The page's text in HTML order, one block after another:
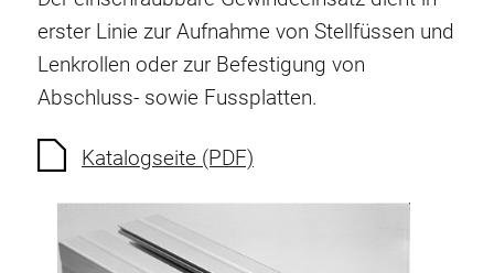
Verdrehsicherungen
Gewindeeinsätze
Bodenverbindungselemente
Kunststoffelemente
Flächenelemente
Scharniere und Gelenke
erster Linie zur Aufnahme von Stellfüssen und
Lenkrollen oder zur Befestigung von
Abschluss- sowie Fussplatten.
Katalogseite (PDF)